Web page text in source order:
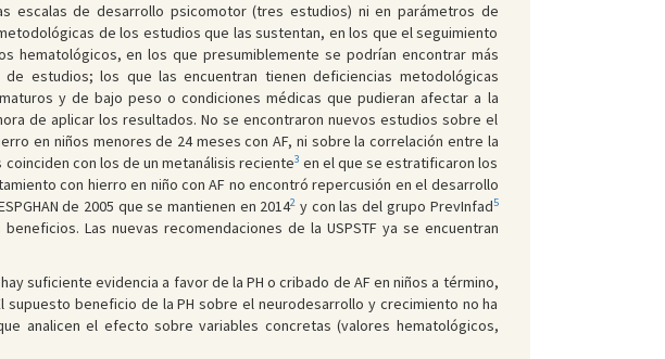
escalas de desarrollo psicomotor (tres estudios) ni en parámetros de
de los estudios que las sustentan, en los que el seguimiento
hematológicos, en los que presumiblemente se podrían encontrar más
estudios; los que las encuentran tienen deficiencias metodológicas
y de bajo peso o condiciones médicas que pudieran afectar a la
de aplicar los resultados. No se encontraron nuevos estudios sobre el
en niños menores de 24 meses con AF, ni sobre la correlación entre la
con los de un metanálisis reciente3 en el que se estratificaron los
con hierro en niño con AF no encontró repercusión en el desarrollo
de 2005 que se mantienen en 20142 y con las del grupo PrevInfad5
Las nuevas recomendaciones de la USPSTF ya se encuentran
suficiente evidencia a favor de la PH o cribado de AF en niños a término,
beneficio de la PH sobre el neurodesarrollo y crecimiento no ha
analicen el efecto sobre variables concretas (valores hematológicos,